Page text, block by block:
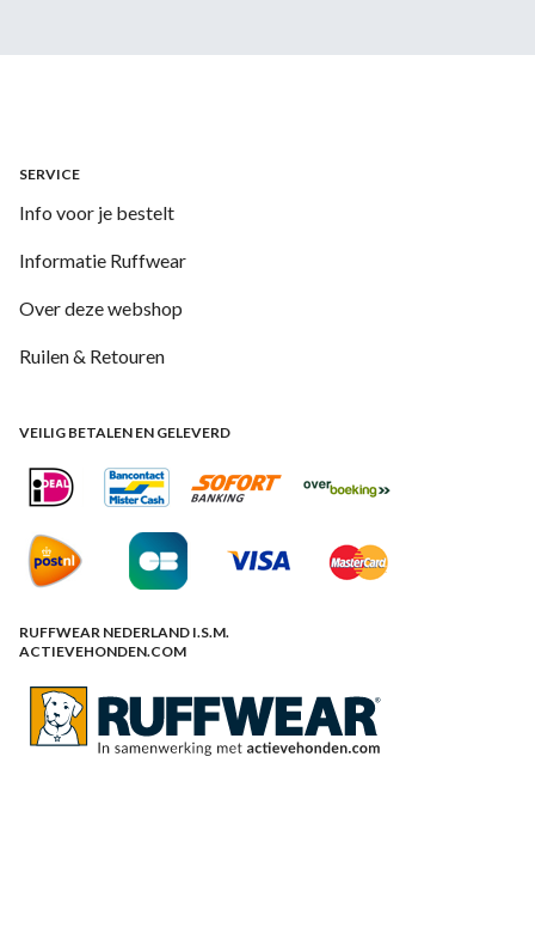
SERVICE
Info voor je bestelt
Informatie Ruffwear
Over deze webshop
Ruilen & Retouren
VEILIG BETALEN EN GELEVERD
RUFFWEAR NEDERLAND I.S.M.
ACTIEVEHONDEN.COM